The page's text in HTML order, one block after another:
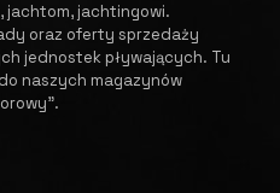
jachtom, jachtingowi.
oraz oferty sprzedaży
jednostek pływających. ​ Tu
naszych magazynów